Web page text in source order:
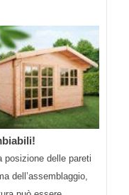
posizione delle pareti
dell’assemblaggio,